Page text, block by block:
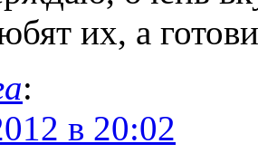
их, а
:
в 20:02